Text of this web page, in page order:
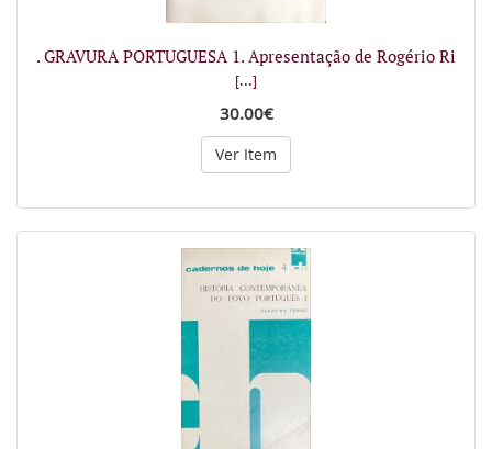
. GRAVURA PORTUGUESA 1. Apresentação de Rogério Ri
[...]
30.00€
Ver Item